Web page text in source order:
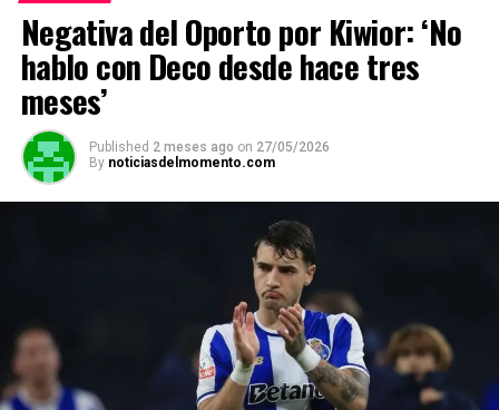
Negativa del Oporto por Kiwior: ‘No
hablo con Deco desde hace tres
meses’
Published 2 meses ago on 27/05/2026
By noticiasdelmomento.com